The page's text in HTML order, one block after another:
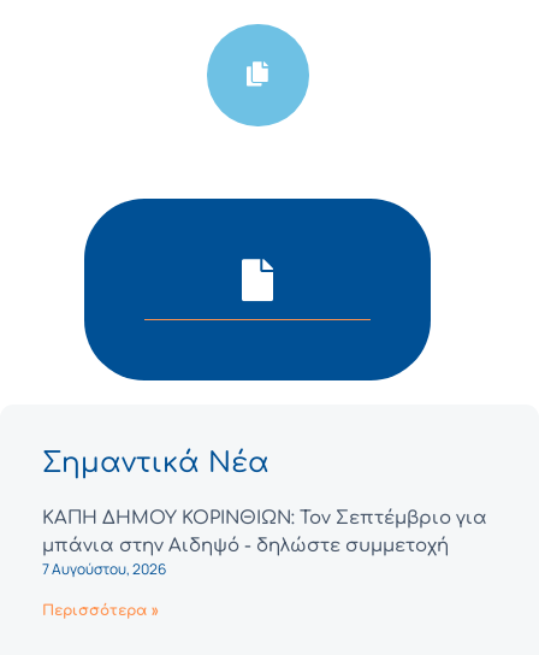
Σημαντικά Νέα
ΚΑΠΗ ΔΗΜΟΥ ΚΟΡΙΝΘΙΩΝ: Τον Σεπτέμβριο για
μπάνια στην Αιδηψό - δηλώστε συμμετοχή
7 Αυγούστου, 2026
Περισσότερα »